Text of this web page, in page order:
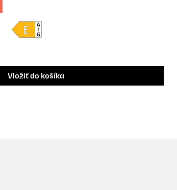
Vložiť do košíka